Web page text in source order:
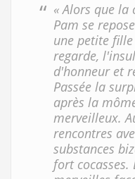
« Alors que la
Pam se
une petite
regarde,
d'honneur et
Passée la
après la
merveilleux.
rencontres
substances
fort cocasses.